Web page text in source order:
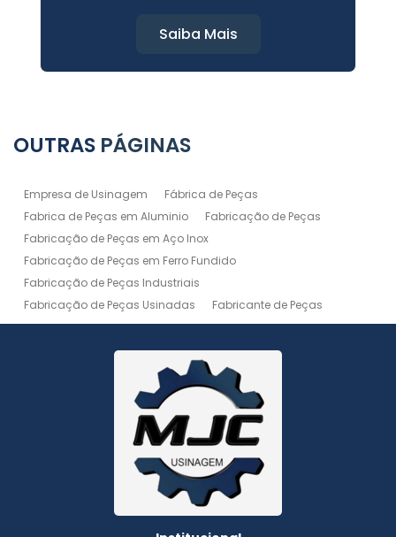
Saiba Mais
OUTRAS PÁGINAS
Empresa de Usinagem
Fábrica de Peças
Fabrica de Peças em Aluminio
Fabricação de Peças
Fabricação de Peças em Aço Inox
Fabricação de Peças em Ferro Fundido
Fabricação de Peças Industriais
Fabricação de Peças Usinadas
Fabricante de Peças
Fabricante de Peças de Máquinas
Manutenção de Máquina
Peças Usinadas
Serviço de Soldagem
Serviço de Usinagem
Serviço de Usinagem Pesada
Serviços de Usinagem CNC
Serviços de Usinagem de Peças
Serviços de Usinagem Tornearia e Solda
Usinagem
Usinagem Aluminio
Usinagem de Alta Precisão
Usinagem de Alumínio